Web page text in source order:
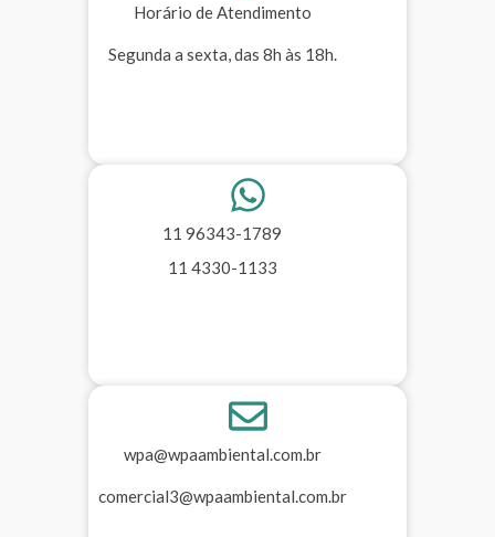
Horário de Atendimento
Segunda a sexta, das 8h às 18h.
11 96343-1789
11 4330-1133
wpa@wpaambiental.com.br
comercial3@wpaambiental.com.br